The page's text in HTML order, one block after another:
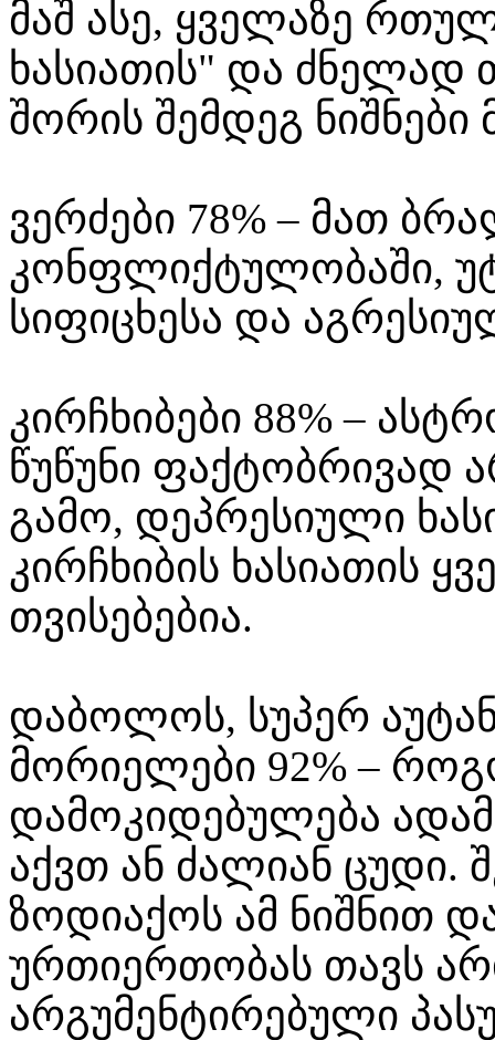
მაშ ასე, ყველაზე
ხასიათის" და ძნელად
შორის შემდეგ ნიშნები
ვერძები 78% – მათ
კონფლიქტულობაში,
სიფიცხესა და
კირჩხიბები 88% –
წუწუნი ფაქტობრივად
გამო, დეპრესიული
კირჩხიბის ხასიათის
თვისებებია.
დაბოლოს, სუპერ
მორიელები 92% –
დამოკიდებულება
აქვთ ან ძალიან ცუდი.
ზოდიაქოს ამ ნიშნით
ურთიერთობას თავს
არგუმენტირებული